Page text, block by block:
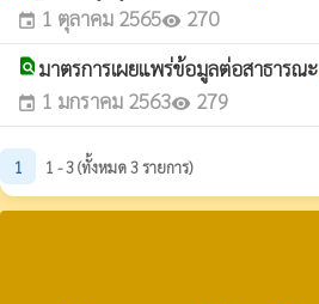
event 1 ตุลาคม 2565visibility 270
find_in_page มาตรการเผยแพร่ข้อมูลต่อสาธารณะ
event 1 มกราคม 2563visibility 279
1 1 - 3 (ทั้งหมด 3 รายการ)